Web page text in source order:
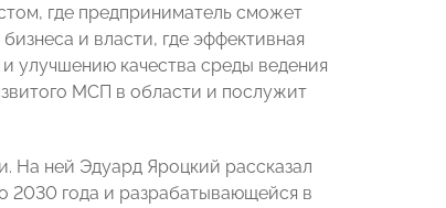
где предприниматель сможет
и власти, где эффективная
улучшению качества среды ведения
МСП в области и послужит
На ней Эдуард Яроцкий рассказал
2030 года и разрабатывающейся в